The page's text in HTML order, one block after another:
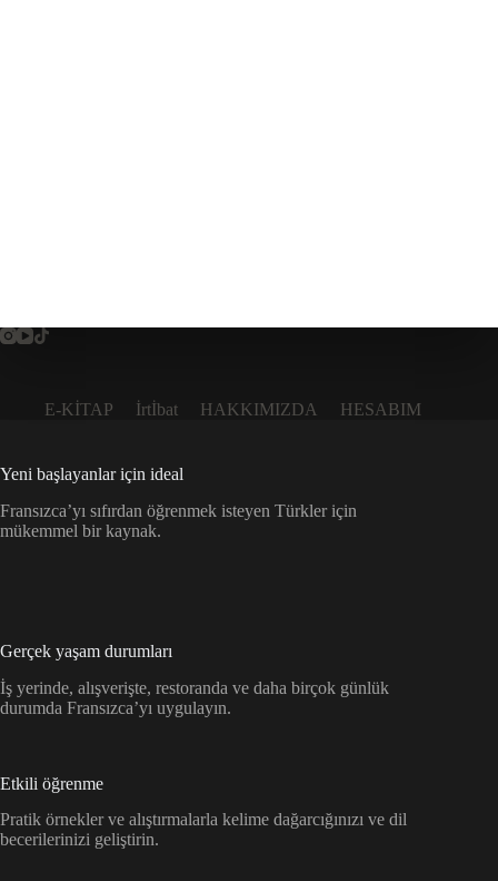
E-KİTAP İrtİbat HAKKIMIZDA HESABIM
Yeni başlayanlar için ideal
Fransızca’yı sıfırdan öğrenmek isteyen Türkler için
mükemmel bir kaynak.
Gerçek yaşam durumları
İş yerinde, alışverişte, restoranda ve daha birçok günlük
durumda Fransızca’yı uygulayın.
Etkili öğrenme
Pratik örnekler ve alıştırmalarla kelime dağarcığınızı ve dil
becerilerinizi geliştirin.